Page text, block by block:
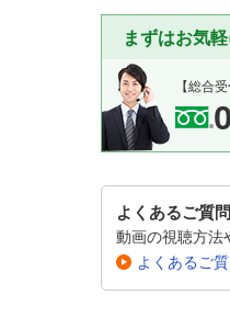
まずはお気
【総合
よくあるご質問
動画の視聴方法
よくあるご